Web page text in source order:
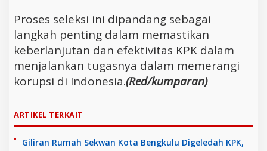
Proses seleksi ini dipandang sebagai
langkah penting dalam memastikan
keberlanjutan dan efektivitas KPK dalam
menjalankan tugasnya dalam memerangi
korupsi di Indonesia.(Red/kumparan)
ARTIKEL TERKAIT
Giliran Rumah Sekwan Kota Bengkulu Digeledah KPK,